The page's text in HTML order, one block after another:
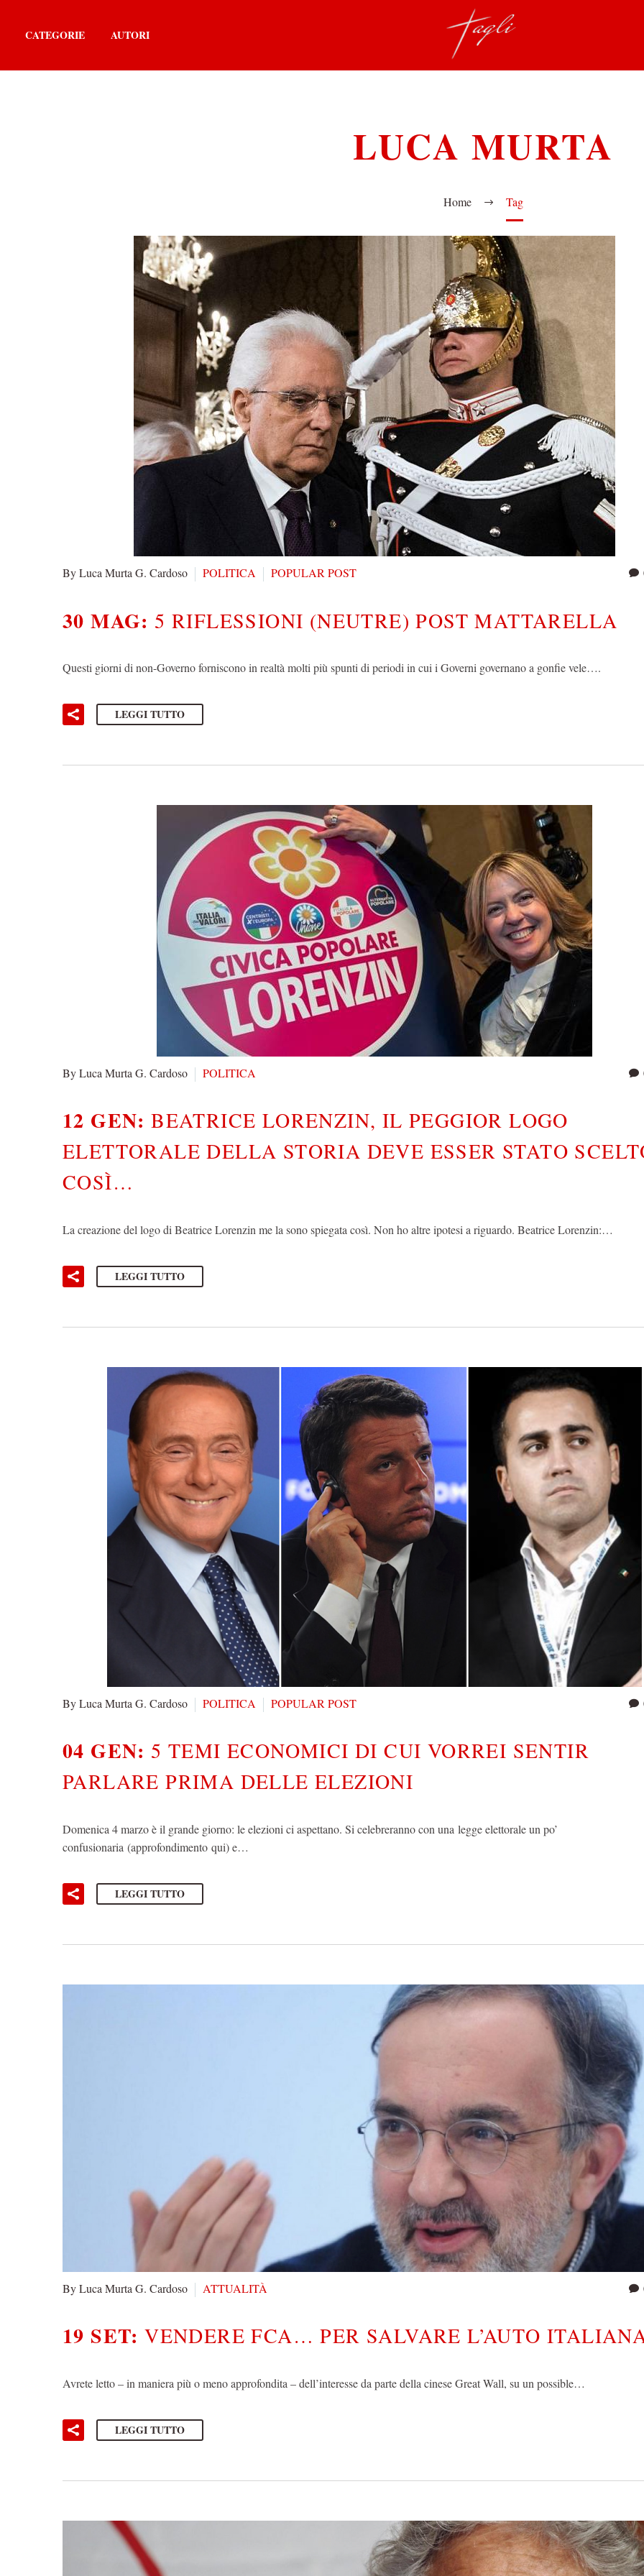
CATEGORIE AUTORI
LUCA MURTA
Home Tag
By Luca Murta G. Cardoso POLITICA POPULAR POST
30 MAG: 5 RIFLESSIONI (NEUTRE) POST MATTARELLA
Questi giorni di non-Governo forniscono in realtà molti più spunti di periodi in cui i Governi governano a gonfie vele….
LEGGI TUTTO
By Luca Murta G. Cardoso POLITICA
12 GEN:BEATRICE LORENZIN, IL PEGGIOR LOGO
ELETTORALE DELLA STORIA DEVE ESSER STATO
COSÌ…
La creazione del logo di Beatrice Lorenzin me la sono spiegata così. Non ho altre ipotesi a riguardo. Beatrice Lorenzin:…
LEGGI TUTTO
By Luca Murta G. Cardoso POLITICA POPULAR POST
04 GEN: 5 TEMI ECONOMICI DI CUI VORREI SENTIR
PARLARE PRIMA DELLE ELEZIONI
Domenica 4 marzo è il grande giorno: le elezioni ci aspettano. Si celebreranno con una legge elettorale un po’
confusionaria (approfondimento qui) e…
LEGGI TUTTO
By Luca Murta G. Cardoso ATTUALITÀ
19 SET:VENDERE FCA… PER SALVARE L’AUTO
Avrete letto – in maniera più o meno approfondita – dell’interesse da parte della cinese Great Wall, su un possible…
LEGGI TUTTO